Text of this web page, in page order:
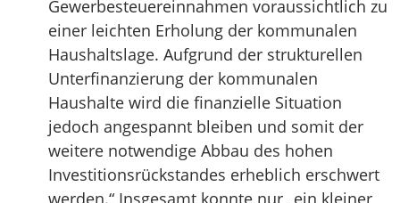
Gewerbesteuereinnahmen voraussichtlich zu
einer leichten Erholung der kommunalen
Haushaltslage. Aufgrund der strukturellen
Unterfinanzierung der kommunalen
Haushalte wird die finanzielle Situation
jedoch angespannt bleiben und somit der
weitere notwendige Abbau des hohen
Investitionsrückstandes erheblich erschwert
werden.“ Insgesamt konnte nur „ein kleiner